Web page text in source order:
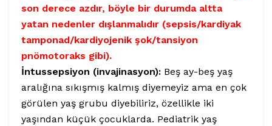
son derece azdır, böyle bir durumda altta
yatan nedenler dışlanmalıdır (sepsis/kardiyak
tamponad/kardiyojenik şok/tansiyon
pnömotoraks gibi).
İntussepsiyon (invajinasyon): Beş ay-beş yaş
aralığına sıkışmış kalmış diyemeyiz ama en çok
görülen yaş grubu diyebiliriz, özellikle iki
yaşından küçük çocuklarda. Pediatrik yaş